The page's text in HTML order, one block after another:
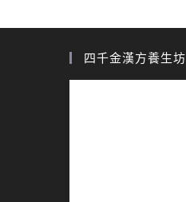
四千金漢方養生坊